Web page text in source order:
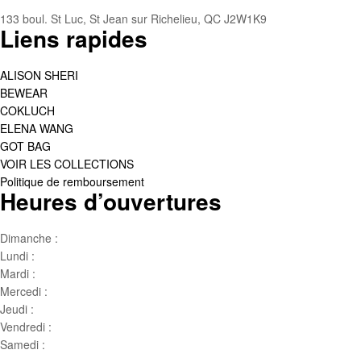
133 boul. St Luc, St Jean sur Richelieu, QC J2W1K9
Liens rapides
ALISON SHERI
BEWEAR
COKLUCH
ELENA WANG
GOT BAG
VOIR LES COLLECTIONS
Politique de remboursement
Heures d’ouvertures
Dimanche :
Lundi :
Mardi :
Mercedi :
Jeudi :
Vendredi :
Samedi :